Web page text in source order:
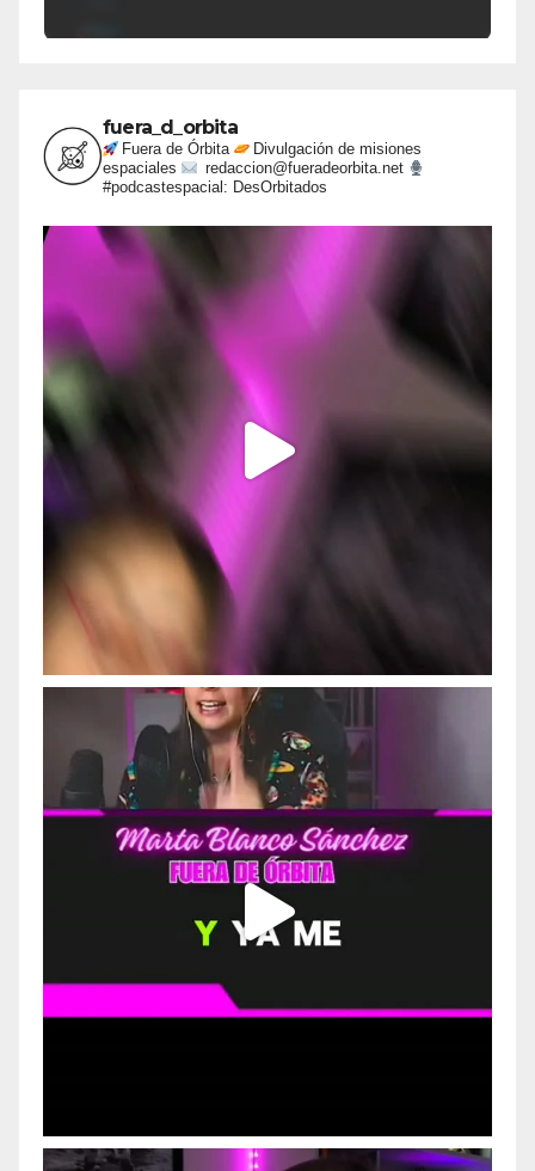
fuera_d_orbita
Fuera de Órbita
Divulgación de misiones
espaciales
redaccion@fueradeorbita.net
#podcastespacial: DesOrbitados